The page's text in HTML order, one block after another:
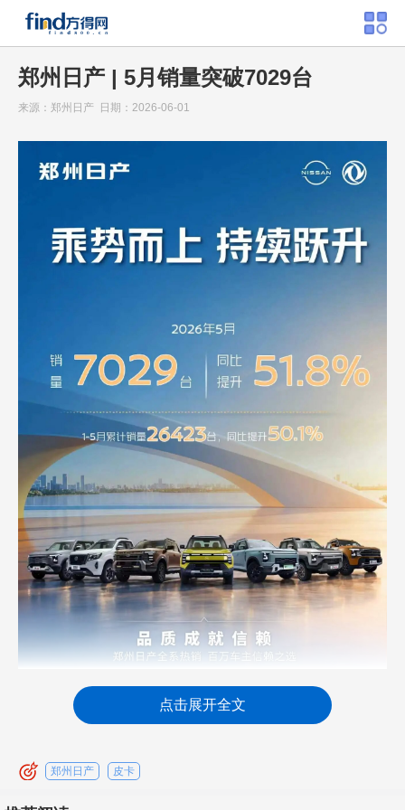
郑州日产 | 5月销量突破7029台
来源：郑州日产 日期：2026-06-01
点击展开全文
郑州日产 皮卡